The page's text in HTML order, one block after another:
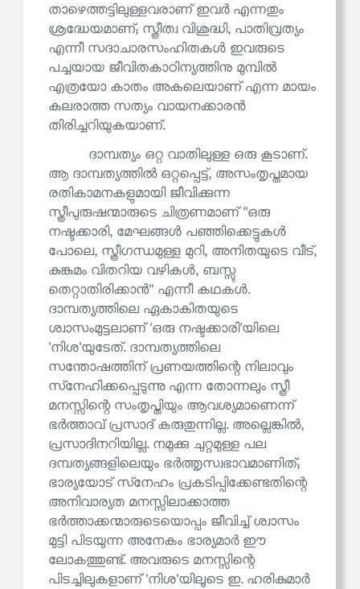
താഴെത്തട്ടിലുള്ളവരാണ് ഇവർ എന്നതും
ശ്രദ്ധേയമാണ്; സ്ത്രീത്വ വിശുദ്ധി, പാതിവ്രത്യം
എന്നീ സദാചാരസംഹിതകൾ ഇവരുടെ
പച്ചയായ ജീവിതകാഠിന്യത്തിനു മുമ്പിൽ
എത്രയോ കാതം അകലെയാണ് എന്ന മായം
കലരാത്ത സത്യം വായനക്കാരൻ
തിരിച്ചറിയുകയാണ്.
ദാമ്പത്യം ഒറ്റ വാതിലുള്ള ഒരു കൂടാണ്.
ആ ദാമ്പത്യത്തിൽ ഒറ്റപ്പെട്ട്, അസംതൃപ്തമായ
രതികാമനകളുമായി ജീവിക്കുന്ന
സ്ത്രീപുരുഷന്മാരുടെ ചിത്രണമാണ് ''ഒരു
നഷ്ടക്കാരി, മേഘങ്ങൾ പഞ്ഞിക്കെട്ടുകൾ
പോലെ, സ്ത്രീഗന്ധമുള്ള മുറി, അനിതയുടെ വീട്,
കുങ്കുമം വിതറിയ വഴികൾ, ബസ്സു
തെറ്റാതിരിക്കാൻ'' എന്നീ കഥകൾ.
ദാമ്പത്യത്തിലെ ഏകാകിതയുടെ
ശ്വാസംമുട്ടലാണ് 'ഒരു നഷ്ടക്കാരി'യിലെ
'നിശ'യുടേത്. ദാമ്പത്യത്തിലെ
സന്തോഷത്തിന് പ്രണയത്തിന്റെ നിലാവും
സ്‌നേഹിക്കപ്പെടുന്നു എന്ന തോന്നലും സ്ത്രീ
മനസ്സിന്റെ സംതൃപ്തിയും ആവശ്യമാണെന്ന്
ഭർത്താവ് പ്രസാദ് കരുതുന്നില്ല. അല്ലെങ്കിൽ,
പ്രസാദിനറിയില്ല. നമുക്കു ചുറ്റമുള്ള പല
ദമ്പത്യങ്ങളിലെയും ഭർത്തൃസ്വഭാവമാണിത്;
ഭാര്യയോട് സ്‌നേഹം പ്രകടിപ്പിക്കേണ്ടതിന്റെ
അനിവാര്യത മനസ്സിലാക്കാത്ത
ഭർത്താക്കന്മാരുടെയൊപ്പം ജീവിച്ച് ശ്വാസം
മുട്ടി പിടയുന്ന അനേകം ഭാര്യമാർ ഈ
ലോകത്തുണ്ട്. അവരുടെ മനസ്സിന്റെ
പിടച്ചിലുകളാണ് 'നിശ'യിലൂടെ ഇ. ഹരികുമാർ